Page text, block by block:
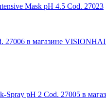
Mask pH 4.5 Cod. 27023